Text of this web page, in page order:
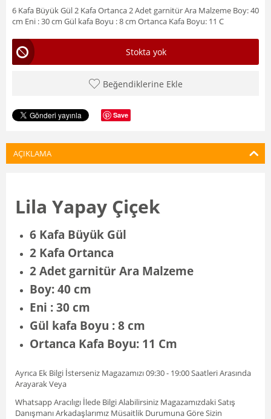
6 Kafa Büyük Gül 2 Kafa Ortanca 2 Adet garnitür Ara Malzeme Boy: 40
cm Eni : 30 cm Gül kafa Boyu : 8 cm Ortanca Kafa Boyu: 11 C
Stokta yok
Beğendiklerine Ekle
Save
AÇIKLAMA
Lila Yapay Çiçek
6 Kafa Büyük Gül
2 Kafa Ortanca
2 Adet garnitür Ara Malzeme
Boy: 40 cm
Eni : 30 cm
Gül kafa Boyu : 8 cm
Ortanca Kafa Boyu: 11 Cm
Ayrıca Ek Bilgi İsterseniz Magazamızı 09:30 - 19:00 Saatleri Arasında
Arayarak Veya
Whatsapp Aracılıgı İlede Bilgi Alabilirsiniz Magazamızdaki Satış
Danışmanı Arkadaşlarımız Müsaitlik Durumuna Göre Sizin